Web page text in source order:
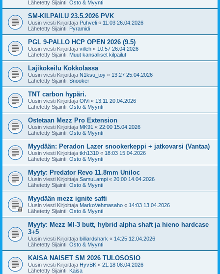
Lähetetty Sijainti: Osto & Myynti
SM-KILPAILU 23.5.2026 PVK
Uusin viesti Kirjoittaja Puhveli « 11:03 26.04.2026
Lähetetty Sijainti: Pyramidi
PGL 9-PALLO HCP OPEN 2026 (9.5)
Uusin viesti Kirjoittaja villeh « 10:57 26.04.2026
Lähetetty Sijainti: Muut kansalliset kilpailut
Lajikokeilu Kokkolassa
Uusin viesti Kirjoittaja N1ksu_toy « 13:27 25.04.2026
Lähetetty Sijainti: Snooker
TNT carbon hypäri.
Uusin viesti Kirjoittaja OlVi « 13:11 20.04.2026
Lähetetty Sijainti: Osto & Myynti
Ostetaan Mezz Pro Extension
Uusin viesti Kirjoittaja MK91 « 22:00 15.04.2026
Lähetetty Sijainti: Osto & Myynti
Myydään: Peradon Lazer snookerkeppi + jatkovarsi (Vantaa)
Uusin viesti Kirjoittaja tkh1310 « 18:03 15.04.2026
Lähetetty Sijainti: Osto & Myynti
Myyty: Predator Revo 11.8mm Uniloc
Uusin viesti Kirjoittaja SamuLampi « 20:00 14.04.2026
Lähetetty Sijainti: Osto & Myynti
Myydään mezz ignite safti
Uusin viesti Kirjoittaja MarkoVehmasaho « 14:03 13.04.2026
Lähetetty Sijainti: Osto & Myynti
Myyty: Mezz MI-3 butt, hybrid alpha shaft ja hieno hardcase
3+5
Uusin viesti Kirjoittaja billiardshark « 14:25 12.04.2026
Lähetetty Sijainti: Osto & Myynti
KAISA NAISET SM 2026 TULOSOSIO
Uusin viesti Kirjoittaja HyvBK « 21:18 08.04.2026
Lähetetty Sijainti: Kaisa